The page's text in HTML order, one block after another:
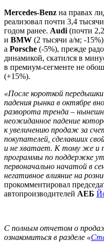
Mercedes-Benz на правах
реализовал почти 3,4
годом ранее. Audi (почти
и BMW (2 тысячи а/м; -
а Porsche (-5%), прежде
динамикой, скатился в
в премиум-сегменте не
(+15%).
«После короткой
падения рынка в октябре
разворота тренда –
неожиданное падение
к увеличению продаж за
покупателей, сделавших
и не хватает. К тому же и
программы по поддержке
первоначально начатой в
негативное влияние на
прокомментировал
автопроизводителей АЕБ
С полным отчетом о
ознакомиться в разделе «